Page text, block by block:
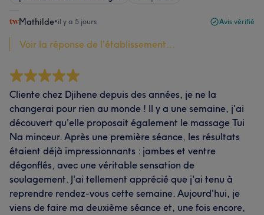
Mathilde•il y a 5 jours Avis vérifié
Voir la réponse de l'établissement...
Cliente chez Djihene depuis des années, je ne la
changerai pour rien au monde ! Il y a une semaine, j'ai
découvert qu'elle proposait également le massage Tui
Na minceur. Après une première séance, les résultats
étaient déjà impressionnants : jambes et ventre
dégonflés, avec une véritable sensation de
soulagement. J'ai tellement apprécié que j'ai tenu à
reprendre rendez-vous cette semaine. Aujourd'hui, je
viens de faire ma deuxième séance et, une fois encore,